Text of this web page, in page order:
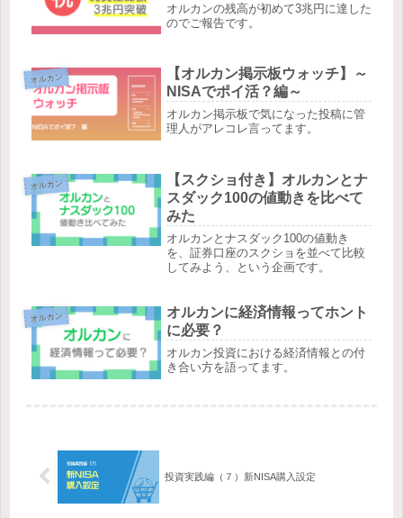
オルカンの残高が初めて3兆円に達した
のでご報告です。
オルカン
【オルカン掲示板ウォッチ】～
NISAでポイ活？編～
オルカン掲示板で気になった投稿に管
理人がアレコレ言ってます。
オルカン
【スクショ付き】オルカンとナ
スダック100の値動きを比べて
みた
オルカンとナスダック100の値動き
を、証券口座のスクショを並べて比較
してみよう、という企画です。
オルカン
オルカンに経済情報ってホント
に必要？
オルカン投資における経済情報との付
き合い方を語ってます。
投資実践編（７）新NISA購入設定